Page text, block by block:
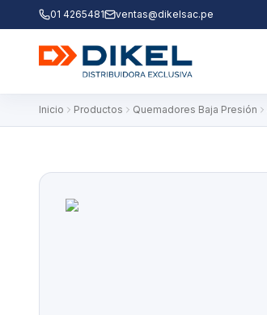
01 4265481 ventas@dikelsac.pe
Inicio Productos Quemadores Baja Presión